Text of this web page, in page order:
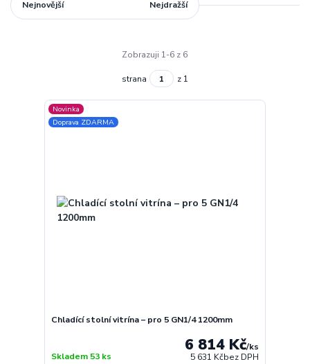
Nejnovější Nejdražší
Zobrazuji 1-6 z 6
strana z 1
Novinka
Doprava ZDARMA
Chladící stolní vitrína – pro 5 GN1/4 1200mm
6 814 Kč/ks
5 631 Kčbez DPH
Skladem 53 ks